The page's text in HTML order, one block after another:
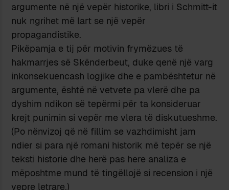
argumente në një vepër historike, libri i Schmitt-it
nuk ngrihet më lart se një vepër
propagandistike.
Pikëpamja e tij për motivin frymëzues të
hakmarrjes së Skënderbeut, duke qenë një varg
inkonsekuencash logjike dhe e pambështetur në
argumente, është në vetvete pa vlerë dhe pa
dyshim ndikon së tepërmi për ta konsideruar
krejt punimin si vepër me vlera të diskutueshme.
(Po nënvizoj që në fillim se vazhdimisht jam
ndier si para një romani historik më tepër se një
teksti historie dhe herë pas here analiza e
mëposhtme mund të tingëllojë si recension i një
vepre letrare.)